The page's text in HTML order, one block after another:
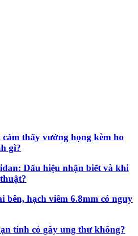
thấy vướng họng kèm ho
gì?
Dấu hiệu nhận biết và khi
bên, hạch viêm 6.8mm có nguy
tính có gây ung thư không?